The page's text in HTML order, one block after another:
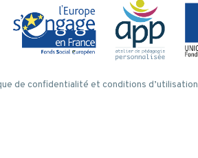
de confidentialité et conditions d’utilisation